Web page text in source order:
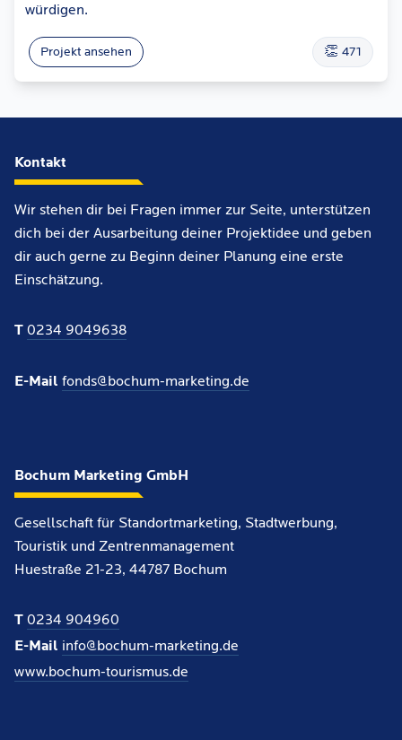
würdigen.
Projekt ansehen 👏 471
Kontakt
Wir stehen dir bei Fragen immer zur Seite, unterstützen
dich bei der Ausarbeitung deiner Projektidee und geben
dir auch gerne zu Beginn deiner Planung eine erste
Einschätzung.
T 0234 9049638
E-Mail fonds@bochum-marketing.de
Bochum Marketing GmbH
Gesellschaft für Standortmarketing, Stadtwerbung,
Touristik und Zentrenmanagement
Huestraße 21-23, 44787 Bochum
T 0234 904960
E-Mail info@bochum-marketing.de
www.bochum-tourismus.de